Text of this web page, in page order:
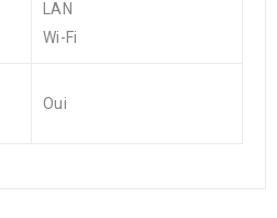
LAN
Wi-Fi
Oui